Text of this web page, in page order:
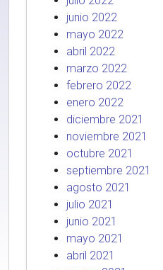
junio 2022
mayo 2022
abril 2022
marzo 2022
febrero 2022
enero 2022
diciembre 2021
noviembre 2021
octubre 2021
septiembre 2021
agosto 2021
julio 2021
junio 2021
mayo 2021
abril 2021